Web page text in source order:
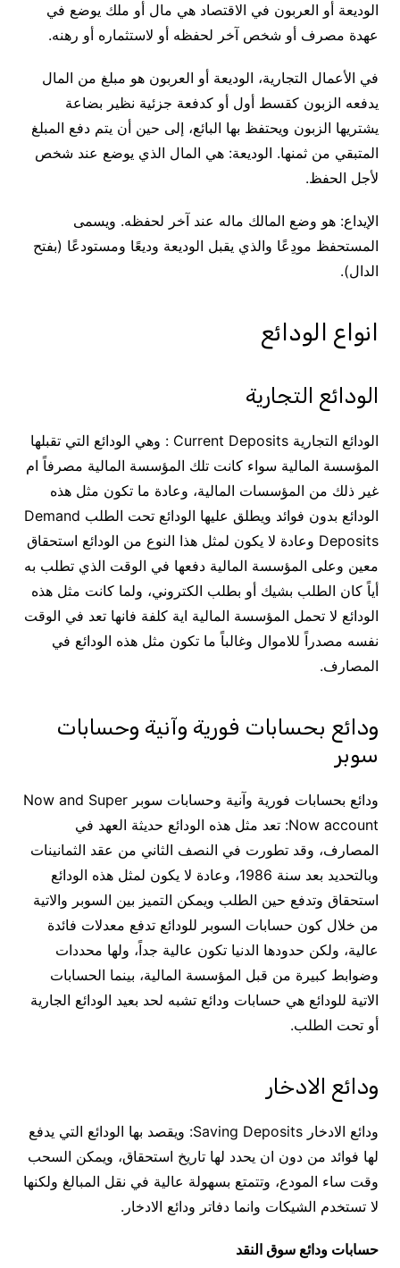
الوديعة أو العربون‏ في الاقتصاد هي مال أو ملك يوضع في
عهدة مصرف أو شخص آخر لحفظه أو لاستثماره أو رهنه.
في الأعمال التجارية، الوديعة أو العربون هو مبلغ من المال
يدفعه الزبون كقسط أول أو كدفعة جزئية نظير بضاعة
يشتريها الزبون ويحتفظ بها البائع، إلى حين أن يتم دفع المبلغ
المتبقي من ثمنها. الوديعة: هي المال الذي يوضع عند شخص
لأجل الحفظ.
الإيداع: هو وضع المالك ماله عند آخر لحفظه. ويسمى
المستحفظ مودِعًا والذي يقبل الوديعة وديعًا ومستودعًا (بفتح
الدال).
انواع الودائع
الودائع التجارية
الودائع التجارية Current Deposits : وهي الودائع التي تقبلها
المؤسسة المالية سواء كانت تلك المؤسسة المالية مصرفاً ام
غير ذلك من المؤسسات المالية، وعادة ما تكون مثل هذه
الودائع بدون فوائد ويطلق عليها الودائع تحت الطلب Demand
Deposits وعادة لا يكون لمثل هذا النوع من الودائع استحقاق
معين وعلى المؤسسة المالية دفعها في الوقت الذي تطلب به
أياً كان الطلب بشيك أو بطلب الكتروني، ولما كانت مثل هذه
الودائع لا تحمل المؤسسة المالية اية كلفة فانها تعد في الوقت
نفسه مصدراً للاموال وغالباً ما تكون مثل هذه الودائع في
المصارف.
ودائع بحسابات فورية وآنية وحسابات
سوبر
ودائع بحسابات فورية وآنية وحسابات سوبر Now and Super
Now account: تعد مثل هذه الودائع حديثة العهد في
المصارف، وقد تطورت في النصف الثاني من عقد الثمانينات
وبالتحديد بعد سنة 1986، وعادة لا يكون لمثل هذه الودائع
استحقاق وتدفع حين الطلب ويمكن التميز بين السوبر والاتية
من خلال كون حسابات السوبر للودائع تدفع معدلات فائدة
عالية، ولكن حدودها الدنيا تكون عالية جداً، ولها محددات
وضوابط كبيرة من قبل المؤسسة المالية، بينما الحسابات
الاتية للودائع هي حسابات ودائع تشبه لحد بعيد الودائع الجارية
أو تحت الطلب.
ودائع الادخار
ودائع الادخار Saving Deposits: ويقصد بها الودائع التي يدفع
لها فوائد من دون ان يحدد لها تاريخ استحقاق، ويمكن السحب
وقت ساء المودع، وتتمتع بسهولة عالية في نقل المبالغ ولكنها
لا تستخدم الشيكات وانما دفاتر ودائع الادخار.
حسابات ودائع سوق النقد